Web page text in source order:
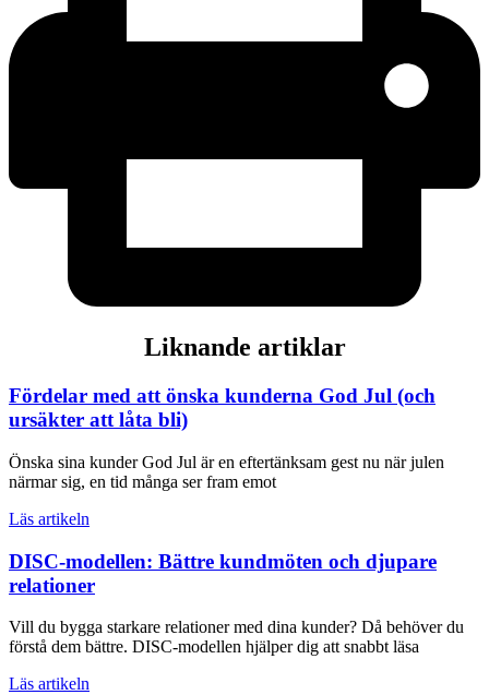
Liknande artiklar
Fördelar med att önska kunderna God Jul (och
ursäkter att låta bli)
Önska sina kunder God Jul är en eftertänksam gest nu när julen
närmar sig, en tid många ser fram emot
Läs artikeln
DISC-modellen: Bättre kundmöten och djupare
relationer
Vill du bygga starkare relationer med dina kunder? Då behöver du
förstå dem bättre. DISC-modellen hjälper dig att snabbt läsa
Läs artikeln